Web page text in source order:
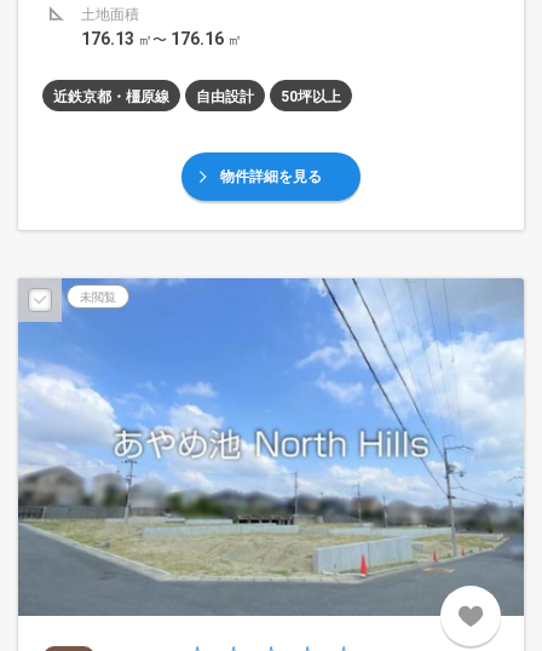
土地面積
176.13 ㎡〜 176.16 ㎡
近鉄京都・橿原線 自由設計 50坪以上
物件詳細を見る
未閲覧